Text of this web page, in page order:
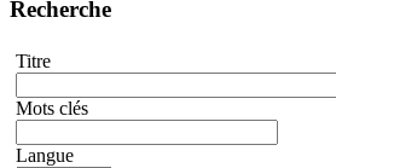
Recherche
Titre
Mots clés
Langue